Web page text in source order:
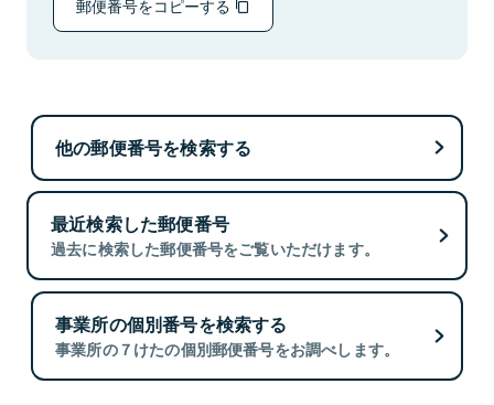
郵便番号をコピーする
他の郵便番号を検索する
最近検索した郵便番号
過去に検索した郵便番号をご覧いただけます。
事業所の個別番号を検索する
事業所の７けたの個別郵便番号をお調べします。